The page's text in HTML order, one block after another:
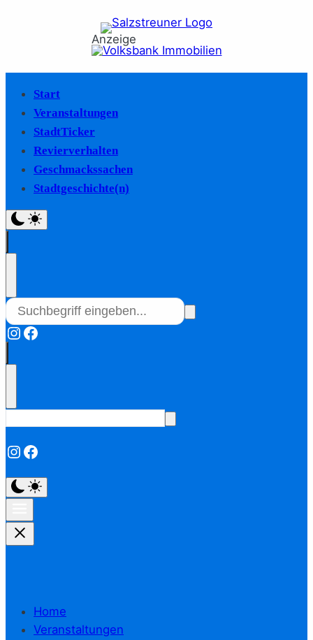
Anzeige
Start
Veranstaltungen
StadtTicker
Revierverhalten
Geschmackssachen
Stadtgeschichte(n)
Instagram
Facebook
Instagram
Facebook
Home
Veranstaltungen